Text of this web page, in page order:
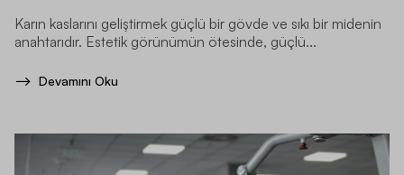
Karın kaslarını geliştirmek güçlü bir gövde ve sıkı bir midenin
anahtarıdır. Estetik görünümün ötesinde, güçlü...
Devamını Oku